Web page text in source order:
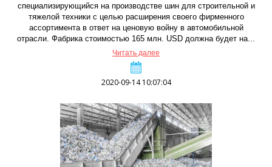
специализирующийся на производстве шин для строительной и
тяжелой техники с целью расширения своего фирменного
ассортимента в ответ на ценовую войну в автомобильной
отрасли. Фабрика стоимостью 165 млн. USD должна будет на...
Читать далее
2020-09-14 10:07:04